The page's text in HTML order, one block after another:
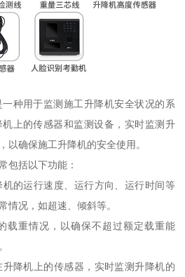
种用于监测施工升降机安全状况的系
上的传感器和监测设备，实时监测升
以确保施工升降机的安全使用。
包括以下功能：
的运行速度、运行方向、运行时间等
情况，如超速、倾斜等。
载重情况，以确保不超过额定载重能
降机上的传感器，实时监测升降机的